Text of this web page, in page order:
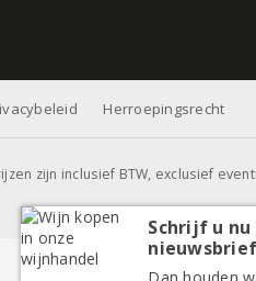
Herroepingsrecht
zijn inclusief BTW, exclusief
Schrijf u